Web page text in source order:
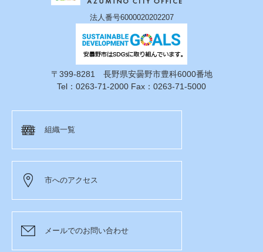
法人番号6000020202207
〒399-8281 長野県安曇野市豊科6000番地
Tel：0263-71-2000 Fax：0263-71-5000
組織一覧
市へのアクセス
メールでのお問い合わせ